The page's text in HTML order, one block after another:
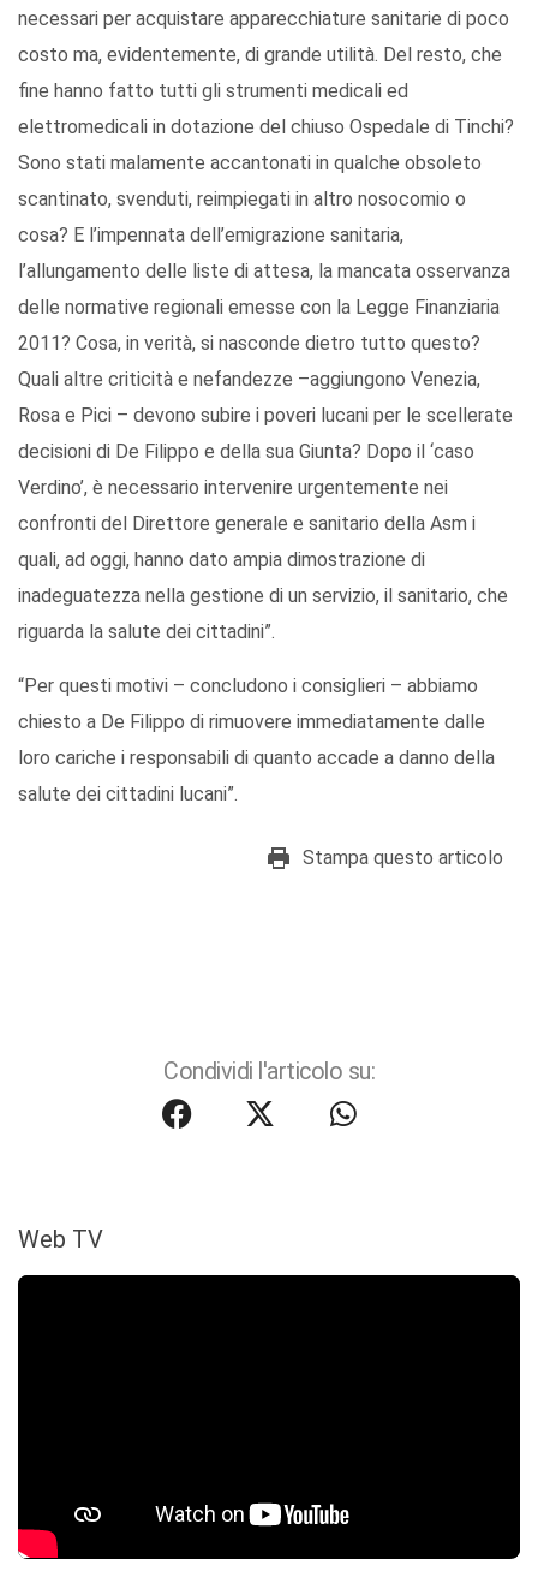
necessari per acquistare apparecchiature sanitarie di poco
costo ma, evidentemente, di grande utilità. Del resto, che
fine hanno fatto tutti gli strumenti medicali ed
elettromedicali in dotazione del chiuso Ospedale di Tinchi?
Sono stati malamente accantonati in qualche obsoleto
scantinato, svenduti, reimpiegati in altro nosocomio o
cosa? E l’impennata dell’emigrazione sanitaria,
l’allungamento delle liste di attesa, la mancata osservanza
delle normative regionali emesse con la Legge Finanziaria
2011? Cosa, in verità, si nasconde dietro tutto questo?
Quali altre criticità e nefandezze –aggiungono Venezia,
Rosa e Pici – devono subire i poveri lucani per le scellerate
decisioni di De Filippo e della sua Giunta? Dopo il ‘caso
Verdino’, è necessario intervenire urgentemente nei
confronti del Direttore generale e sanitario della Asm i
quali, ad oggi, hanno dato ampia dimostrazione di
inadeguatezza nella gestione di un servizio, il sanitario, che
riguarda la salute dei cittadini”.
“Per questi motivi – concludono i consiglieri – abbiamo
chiesto a De Filippo di rimuovere immediatamente dalle
loro cariche i responsabili di quanto accade a danno della
salute dei cittadini lucani”.
Stampa questo articolo
Condividi l'articolo su:
Web TV